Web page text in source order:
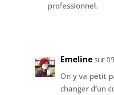
professionnel.
Emeline sur
On y va petit
changer d’un